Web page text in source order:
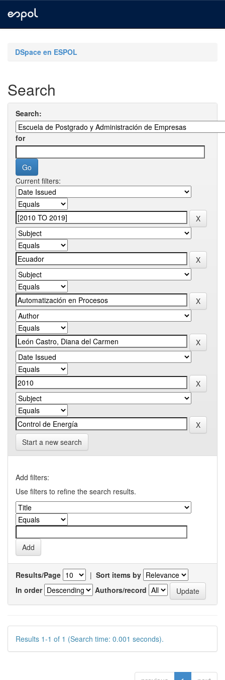
navigationDSpace en ESPOL
Search
Search:
for
Current filters:
Start a new search
Add filters:
Use filters to refine the search results.
Results/Page | Sort items by
In order
Authors/record
Results 1-1 of 1 (Search time: 0.001 seconds).